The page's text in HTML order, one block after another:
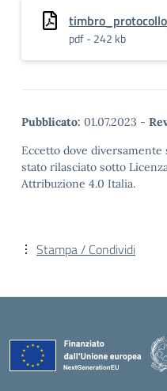
pdf - 242 kb
Pubblicato: 01.07.2023 -
Eccetto dove
stato rilasciato sotto
Attribuzione 4.0 Italia.
Stampa / Condividi